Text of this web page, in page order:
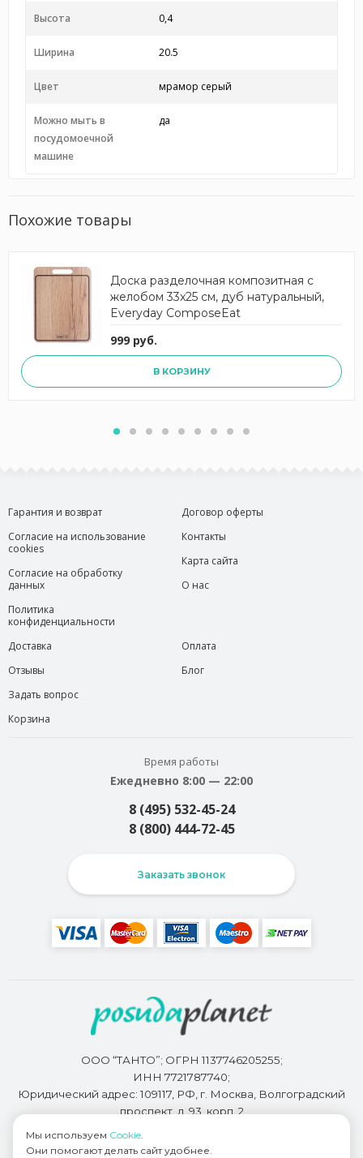
Высота 0,4
Ширина 20.5
Цвет мрамор серый
Можно мыть в
посудомоечной
машине
да
Похожие товары
Доска разделочная композитная с
желобом 33x25 см, дуб натуральный,
Everyday ComposeEat
999 руб.
В КОРЗИНУ
Гарантия и возврат
Согласие на использование
cookies
Согласие на обработку
данных
Политика
конфиденциальности
Договор оферты
Контакты
Карта сайта
О нас
Доставка
Отзывы
Задать вопрос
Корзина
Оплата
Блог
Время работы
Ежедневно 8:00 — 22:00
8 (495) 532-45-24
8 (800) 444-72-45
Заказать звонок
ООО “ТАНТО”; ОГРН 1137746205255;
ИНН 7721787740;
Юридический адрес: 109117, РФ, г. Москва, Волгоградский
проспект, д. 93, корп. 2
Разработкой сайта занимается
Мы используем Cookie.
Они помогают делать сайт удобнее.